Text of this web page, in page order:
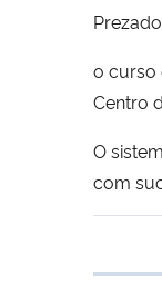
o curso
Centro
O
com